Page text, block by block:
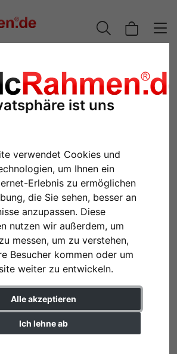
ist uns
verwendet Cookies und
um Ihnen ein
Erlebnis zu ermöglichen
die Sie sehen, besser an
anzupassen. Diese
nutzen wir außerdem, um
messen, um zu verstehen,
Besucher kommen oder um
weiter zu entwickeln.
Alle akzeptieren
Ich lehne ab